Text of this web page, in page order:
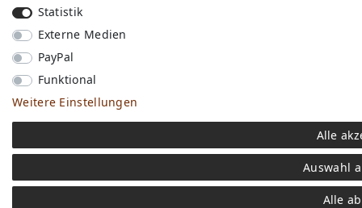
Statistik
Externe Medien
PayPal
Funktional
Weitere Einstellungen
Alle
Auswahl
Alle